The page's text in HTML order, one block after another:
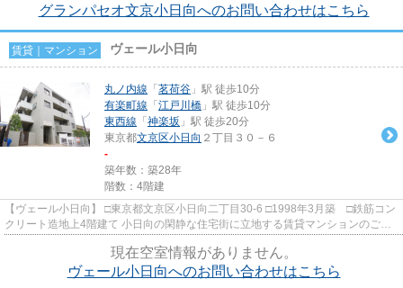
グランパセオ文京小日向へのお問い合わせはこちら
賃貸｜マンション ヴェール小日向
丸ノ内線 「 茗荷谷 」駅 徒歩10分
有楽町線 「 江戸川橋 」駅 徒歩10分
東西線 「 神楽坂 」駅 徒歩20分
東京都文京区小日向 ２丁目３０－６
-
築年数：築28年
階数：4階建
【ヴェール小日向】 □東京都文京区小日向二丁目30-6 □1998年3月築 □鉄筋コン
クリート造地上4階建て 小日向の閑静な住宅街に立地する賃貸マンションのご紹
現在空室情報がありません。
ヴェール小日向へのお問い合わせはこちら